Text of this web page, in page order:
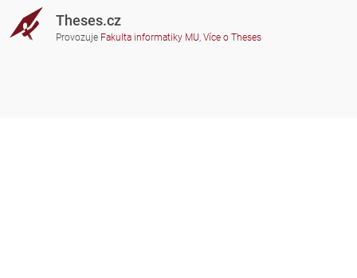
Theses.cz
Provozuje Fakulta informatiky MU, Více o Theses